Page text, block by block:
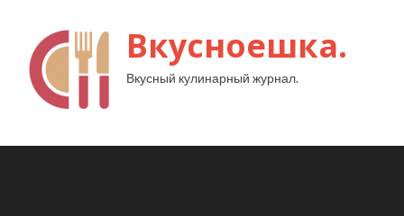
Вкусноешка.
Вкусный кулинарный журнал.